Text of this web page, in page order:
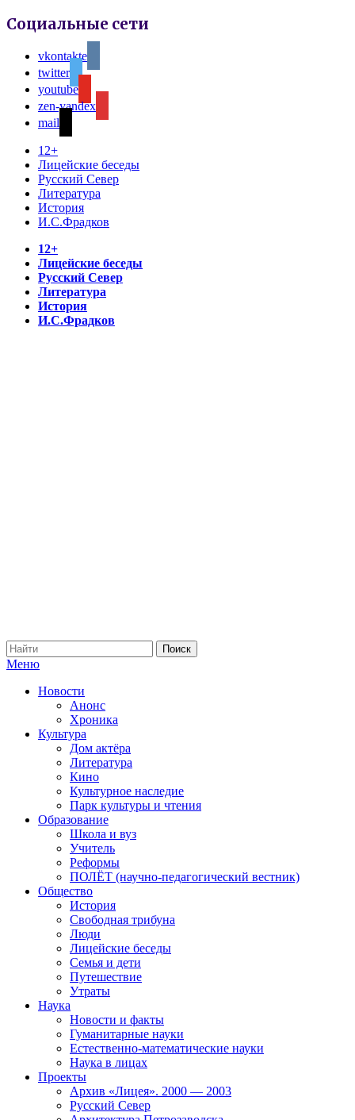
Социальные сети
vkontakte
twitter
youtube
zen-yandex
mail
12+
Лицейские беседы
Русский Север
Литература
История
И.С.Фрадков
12+
Лицейские беседы
Русский Север
Литература
История
И.С.Фрадков
Меню
Новости
Анонс
Хроника
Культура
Дом актёра
Литература
Кино
Культурное наследие
Парк культуры и чтения
Образование
Школа и вуз
Учитель
Реформы
ПОЛЁТ (научно-педагогический вестник)
Общество
История
Свободная трибуна
Люди
Лицейские беседы
Семья и дети
Путешествие
Утраты
Наука
Новости и факты
Гуманитарные науки
Естественно-математические науки
Наука в лицах
Проекты
Архив «Лицея». 2000 — 2003
Русский Север